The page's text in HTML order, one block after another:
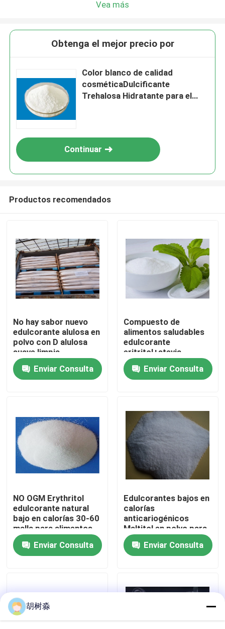
Hogar
Productos
Viaje de la fábrica
Control de calidad
Éntrenos en contacto con
Pida una cita
Alcohol de azúcar
Dextrina resistente
Vea más
Obtenga el mejor precio por
Color blanco de calidad
cosméticaDulcificante
Trehalosa Hidratante para el
Continuar
Productos recomendados
No hay sabor nuevo
edulcorante alulosa en
polvo con D alulosa
suave limpia
Enviar Consulta
Compuesto de
alimentos saludables
edulcorante
eritritol+stevia,
eritritol +sucralosa,
momordica
glucósidos
Enviar Consulta
NO OGM Erythritol
edulcorante natural
bajo en calorías 30-60
malla para alimentos
edulcorante
Enviar Consulta
Edulcorantes bajos en
calorías
anticariogénicos
Maltitol en polvo para
productos para
pacientes diabéticos
Enviar Consulta
胡树淼